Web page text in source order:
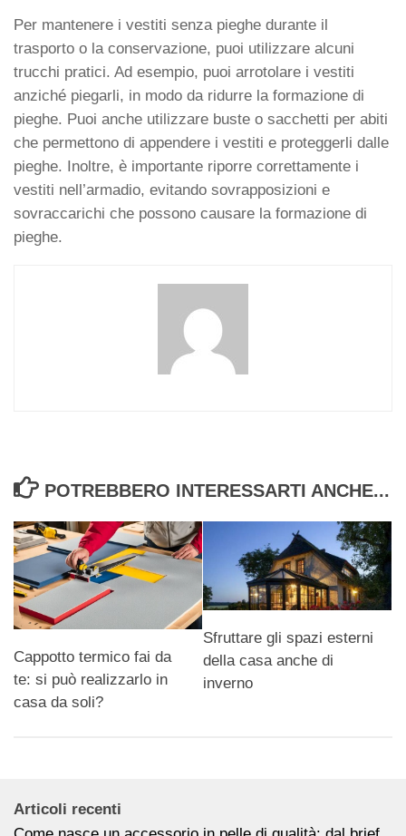
Per mantenere i vestiti senza pieghe durante il
trasporto o la conservazione, puoi utilizzare alcuni
trucchi pratici. Ad esempio, puoi arrotolare i vestiti
anziché piegarli, in modo da ridurre la formazione di
pieghe. Puoi anche utilizzare buste o sacchetti per abiti
che permettono di appendere i vestiti e proteggerli dalle
pieghe. Inoltre, è importante riporre correttamente i
vestiti nell’armadio, evitando sovrapposizioni e
sovraccarichi che possono causare la formazione di
pieghe.
POTREBBERO INTERESSARTI ANCHE...
Cappotto termico fai da
te: si può realizzarlo in
casa da soli?
Sfruttare gli spazi esterni
della casa anche di
inverno
Articoli recenti